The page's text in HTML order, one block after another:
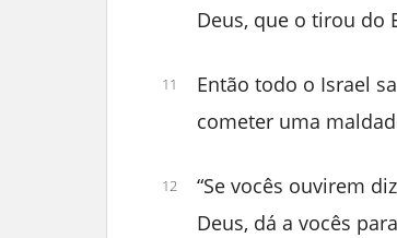
Deus, que o tirou do
11
Então todo o Israel
cometer uma
12
“Se vocês ouvirem
Deus, dá a vocês